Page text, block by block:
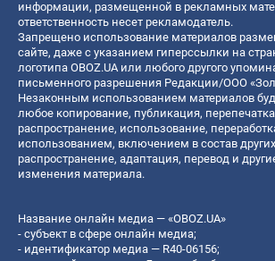
информации, размещенной в рекламных
ответственность несет рекламодатель.
Запрещено использование материалов
сайте, даже с указанием гиперссылки на
логотипа OBOZ.UA или любого другого
письменного разрешения Редакции/ООО
Незаконным использованием материалов
любое копирование, публикация,
распространение, использование,
использованием, включением в состав
распространение, адаптация, перевод и
изменения материала.
Название онлайн медиа — «OBOZ.UA»
- субъект в сфере онлайн медиа;
- идентификатор медиа — R40-06156;